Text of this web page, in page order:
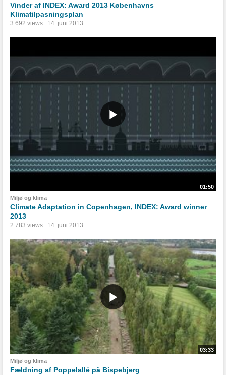
Vinder af INDEX: Award 2013 Københavns
Klimatilpasningsplan
3.692 views 14. juni 2013
01:50
Miljø og klima
Climate Adaptation in Copenhagen, INDEX: Award winner
2013
2.783 views 14. juni 2013
03:33
Miljø og klima
Fældning af Poppelallé på Bispebjerg